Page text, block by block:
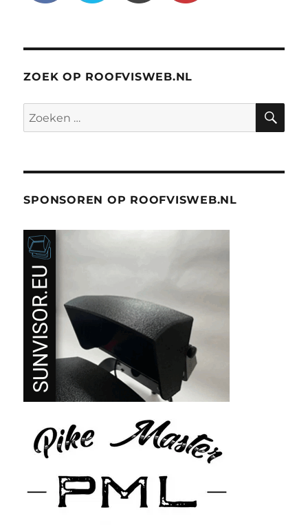
ZOEK OP ROOFVISWEB.NL
Zoeken
naar:
SPONSOREN OP ROOFVISWEB.NL